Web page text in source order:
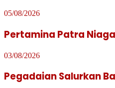
05/08/2026
Pertamina Patra
03/08/2026
Pegadaian Salurkan